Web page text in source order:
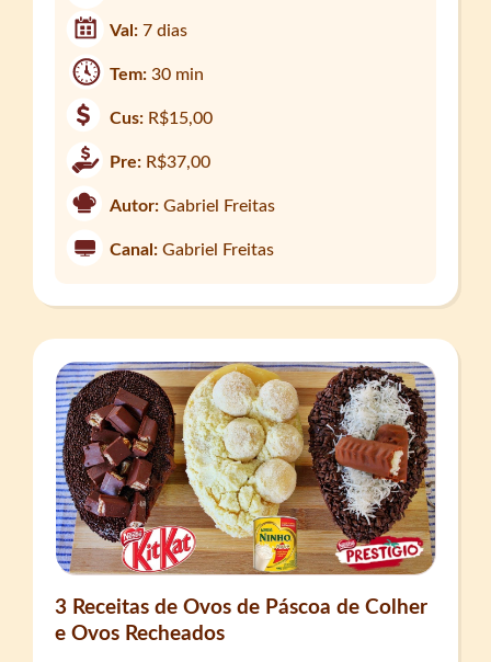
Val:7 dias
Tem:30 min
Cus: R$15,00
Pre: R$37,00
Autor: Gabriel Freitas
Canal: Gabriel Freitas
3 Receitas de Ovos de Páscoa de Colher
e Ovos Recheados